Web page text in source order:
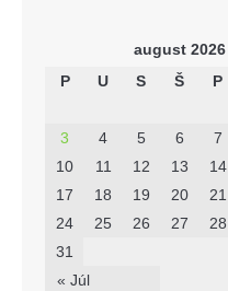
august 2026
P
U S Š P
« Júl
3
4 5 6 7
10
11 12 13 14
17
18 19 20 21
24
25 26 27 28
31